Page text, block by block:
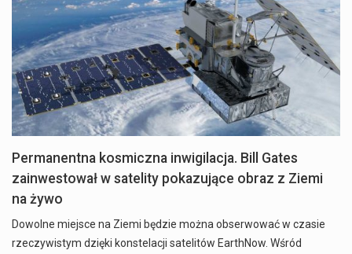
Permanentna kosmiczna inwigilacja. Bill Gates
zainwestował w satelity pokazujące obraz z Ziemi
na żywo
Dowolne miejsce na Ziemi będzie można obserwować w czasie
rzeczywistym dzięki konstelacji satelitów EarthNow. Wśród